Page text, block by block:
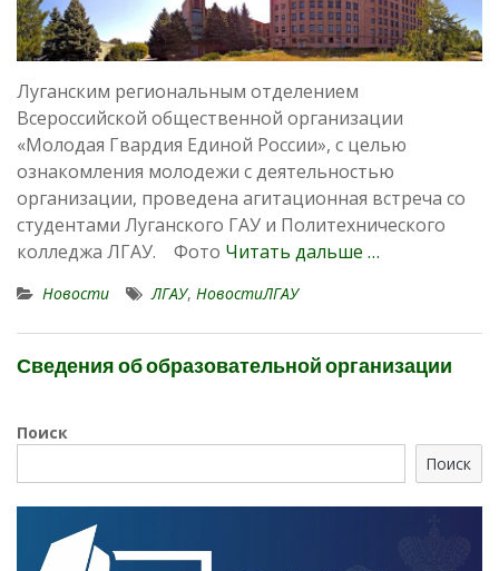
Луганским региональным отделением
Всероссийской общественной организации
«Молодая Гвардия Единой России», с целью
ознакомления молодежи с деятельностью
организации, проведена агитационная встреча со
студентами Луганского ГАУ и Политехнического
колледжа ЛГАУ. Фото Читать дальше …
Новости ЛГАУ, НовостиЛГАУ
Сведения об образовательной организации
Поиск
Поиск